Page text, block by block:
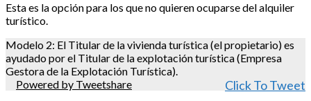
Esta es la opción para los que no quieren ocuparse del alquiler
turístico.
Modelo 2: El Titular de la vivienda turística (el propietario) es
ayudado por el Titular de la explotación turística (Empresa
Gestora de la Explotación Turística).
Powered by Tweetshare
Click To Tweet